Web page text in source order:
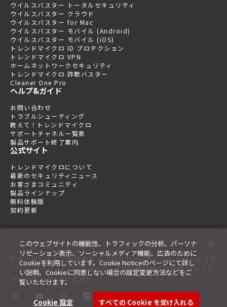
ウイルスバスター トータルセキュリティ
ウイルスバスター クラウド
ウイルスバスター for Mac
ウイルスバスター モバイル (Android)
ウイルスバスター モバイル (iOS)
トレンドマイクロ ID プロテクション
トレンドマイクロ VPN
ホームネットワークセキュリティ
トレンドマイクロ 詐欺バスター
Cleaner One Pro
ヘルプ&ガイド
お問い合わせ
トラブルシューティング
教えて！トレンドマイクロ
サポートチャネル一覧表
製品サポート終了案内
公式サイト
トレンドマイクロについて
最新のセキュリティニュース
お客さまコミュニティ
製品ラインナップ
無料体験版
契約更新
サイトマップ | ご利用条件 プライバシーポリシー | サービスポ
リシー | プライバシーと個人データの収集に関する規定 |
マーハラスメント対応方針
このウェブサイトの機能性、トラフィックの分析、パーソナ
リゼーション表示、ソーシャルメディア機能、広告のために
Cookieを利用しています。Cookie Noticeのページにて詳し
い説明、Cookieに同意しない場合の設定変更方法などをご
覧いただけます。
Cookie 設定 すべての Cookie を受け入れる